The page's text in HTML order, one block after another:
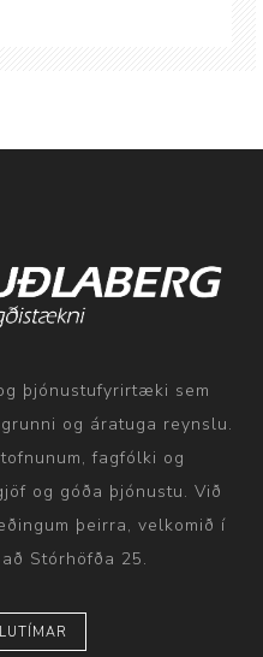
þjónustufyrirtæki sem
og áratuga reynslu.
fagfólki og
og góða þjónustu. Við
þeirra, velkomið í
Stórhöfða 25.